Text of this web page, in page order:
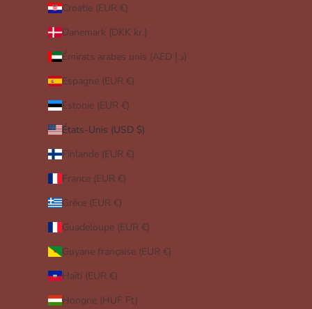
Croatie (EUR €)
Danemark (DKK kr.)
Émirats arabes unis (AED د.إ)
Espagne (EUR €)
Estonie (EUR €)
États-Unis (USD $)
Finlande (EUR €)
France (EUR €)
Grèce (EUR €)
Guadeloupe (EUR €)
Guyane française (EUR €)
Haïti (EUR €)
Hongrie (HUF Ft)